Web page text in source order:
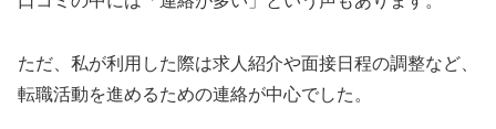
ただ、私が利用した際は求人紹介や面接日程の調整など、
転職活動を進めるための連絡が中心でした。